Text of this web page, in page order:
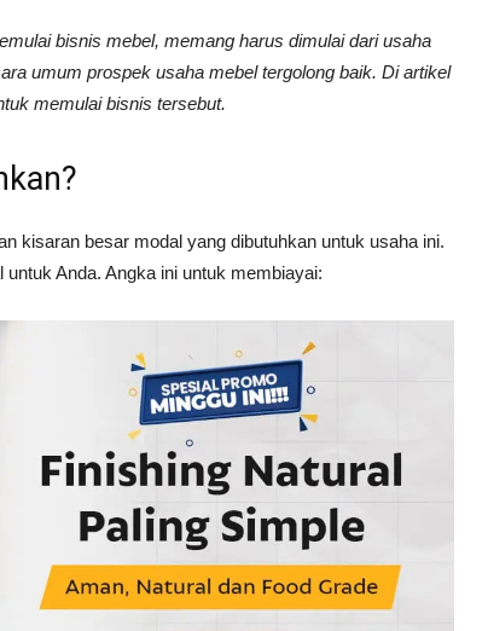
bisnis mebel, memang harus dimulai dari usaha
umum prospek usaha mebel tergolong baik. Di artikel
memulai bisnis tersebut.
kisaran besar modal yang dibutuhkan untuk usaha ini.
Anda. Angka ini untuk membiayai: